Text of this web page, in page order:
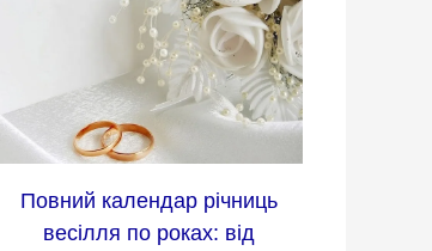
Повний календар річниць
весілля по роках: від